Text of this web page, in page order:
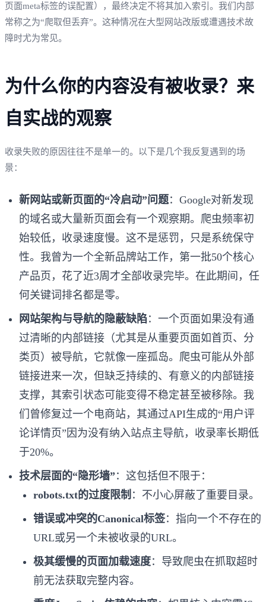
页面meta标签的误配置），最终决定不将其加入索引。我们内部
常称之为“爬取但丢弃”。这种情况在大型网站改版或遭遇技术故
障时尤为常见。
为什么你的内容没有被收录？来
自实战的观察
收录失败的原因往往不是单一的。以下是几个我反复遇到的场
景：
新网站或新页面的“冷启动”问题：Google对新发现
的域名或大量新页面会有一个观察期。爬虫频率初
始较低，收录速度慢。这不是惩罚，只是系统保守
性。我曾为一个全新品牌站工作，第一批50个核心
产品页，花了近3周才全部收录完毕。在此期间，任
何关键词排名都是零。
网站架构与导航的隐蔽缺陷 ：一个页面如果没有通
过清晰的内部链接（尤其是从重要页面如首页、分
类页）被导航，它就像一座孤岛。爬虫可能从外部
链接进来一次，但缺乏持续的、有意义的内部链接
支撑，其索引状态可能变得不稳定甚至被移除。我
们曾修复过一个电商站，其通过API生成的“用户评
论详情页”因为没有纳入站点主导航，收录率长期低
于20%。
技术层面的“隐形墙”：这包括但不限于：
robots.txt的过度限制 ：不小心屏蔽了重要目录。
错误或冲突的Canonical标签：指向一个不存在的
URL或另一个未被收录的URL。
极其缓慢的页面加载速度：导致爬虫在抓取超时
前无法获取完整内容。